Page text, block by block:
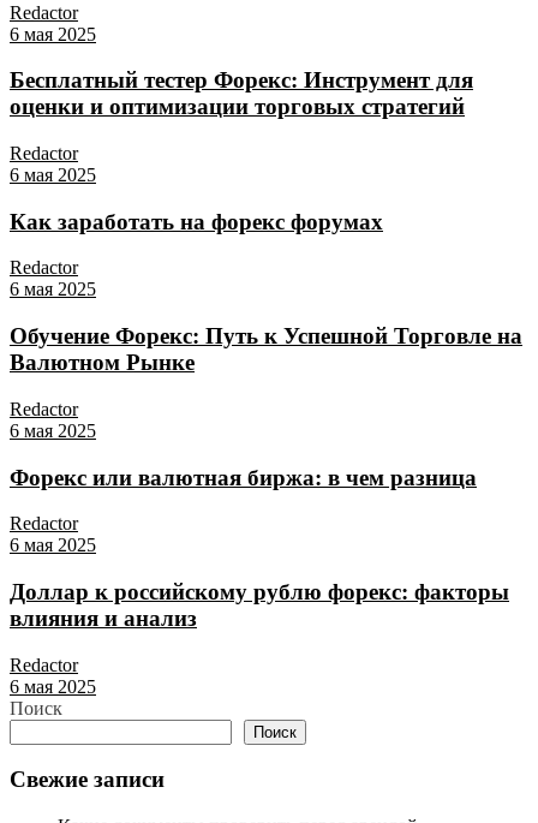
Redactor
6 мая 2025
Бесплатный тестер Форекс: Инструмент для
оценки и оптимизации торговых стратегий
Redactor
6 мая 2025
Как заработать на форекс форумах
Redactor
6 мая 2025
Обучение Форекс: Путь к Успешной Торговле на
Валютном Рынке
Redactor
6 мая 2025
Форекс или валютная биржа: в чем разница
Redactor
6 мая 2025
Доллар к российскому рублю форекс: факторы
влияния и анализ
Redactor
6 мая 2025
Поиск
Поиск
Свежие записи